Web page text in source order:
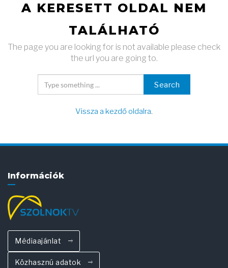
A KERESETT OLDAL NEM
TALÁLHATÓ
The page you are looking for is not available please check
the url you are going to.
Search
Vissza a kezdő oldalra.
Információk
Médiaajánlat
Közhasznú adatok